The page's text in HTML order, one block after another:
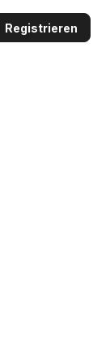
Registrieren